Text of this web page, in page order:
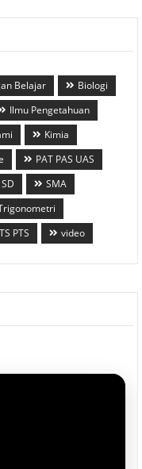
Belajar
Biologi
Ilmu Pengetahuan
Kimia
PAT PAS UAS
SD
SMA
PTS video